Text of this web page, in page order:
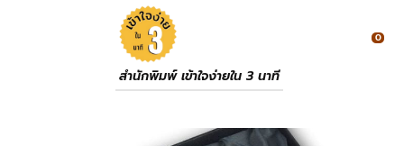
สำนักพิมพ์ เข้าใจง่ายใน 3 นาที
0